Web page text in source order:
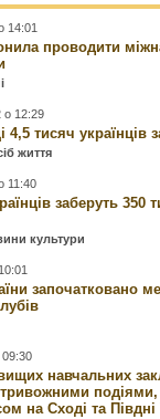
14:01
проводити
о 12:29
4,5 тисяч українців
життя
11:40
заберуть 350
культури
започатковано
09:30
навчальних
тривожними
на Сході та Півдні